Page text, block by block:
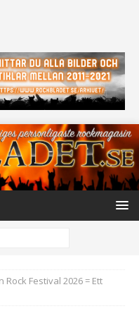
Rock Festival 2026 = Ett